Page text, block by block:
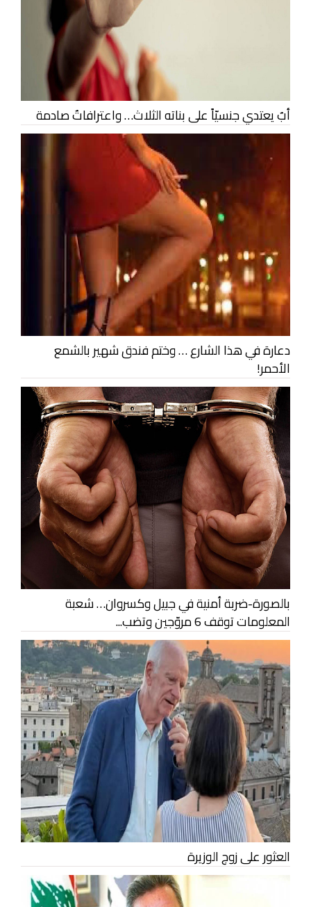
أبٌ يعتدي جنسيّاً على بناته الثلاث… واعترافاتٌ صادمة
دعارة في هذا الشارع … وختم فندق شهير بالشمع
الأحمر!
بالصورة-ضربة أمنية في جبيل وكسروان… شعبة
المعلومات توقف 6 مروّجين وتضب...
العثور على زوج الوزيرة